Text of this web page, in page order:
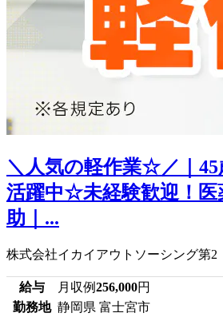
＼人気の軽作業☆／｜
活躍中☆未経験歓迎！医
助｜...
株式会社イカイアウトソーシング第2
給与 月収例256,000円
勤務地 静岡県 富士宮市